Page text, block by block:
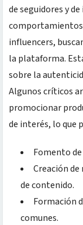
de seguidores y
influencers,
la plataforma.
sobre la
Algunos críticos
promocionar
de interés, lo que
Fomento
Creación
de contenido.
Formación
comunes.